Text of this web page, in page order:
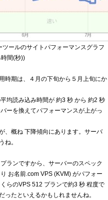
ールのサイトパフォーマンスグラフ
間(秒))
時期は、４月の下旬から５月上旬にか
均読み込み時間が 約3 秒 から 約2 秒
ーを換えてパフォーマンスが上がっ
、概ね 下降傾向にあります。サーバ
ね。
ランですから、サーバーのスペック
お名前.com VPS (KVM) がパフォー
らのVPS 512 プランで約3 秒 程度で
たといえるかもしれませんね。